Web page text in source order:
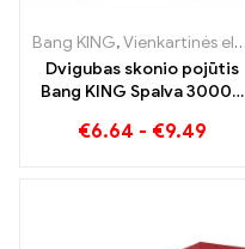
Bang KING,Vienkartinės elektroninės cigaretės
Dvigubas skonio pojūtis
Bang KING Spalva 30000
Watermelon 30000
€6.64 - €9.49